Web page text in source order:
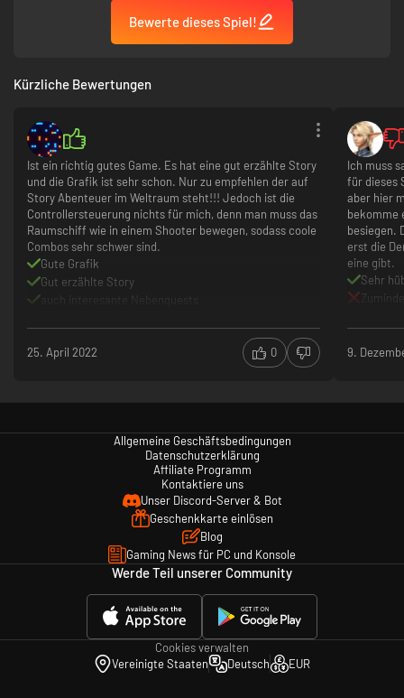
• Ein packendes Einzelspieler-Erlebnis
• Steuere Nara und ihr intelligentes Kampfschiff Forsaken auf einer
Shooter.
• Liefere dir Schlachten mit Horden gegnerischer Kämpfer, riesigen
Schlachtschiffen und mysteriösen Wesen aus der Leere.
• Erwirb schlagkräftige Waffen, Fähigkeiten und Upgrades, um sie
bei Zweikämpfen in der Schwerelosigkeit einzusetzen.
• Erkunde ein neues dunkles SF-Universum voller Mysterien und
Konflikte.
• Erlebe atemberaubende Weltraumschauplätze mit Next-Gen-
Grafik in 4K-Auflösung.
Bewerte dieses Spiel!
Kürzliche Bewertungen
Ist ein richtig gutes Game. Es hat eine gut erzählte Story
und die Grafik ist sehr schon. Nur zu empfehlen der auf
Story Abenteuer im Weltraum steht!!! Jedoch ist die
Controllersteuerung nichts für mich, denn man muss das
Raumschiff wie in einem Shooter bewegen, sodass coole
Combos sehr schwer sind.
Gute Grafik
Gut erzählte Story
Die Controlersteuerung ist sehr gewöhnungsbedürftig
25. April 2022
0
Ich muss
für dieses
aber hier
bekomme
besiegen.
erst die
eine gibt.
Sehr
9.
Allgemeine Geschäftsbedingungen
Datenschutzerklärung
Affiliate Programm
Kontaktiere uns
Unser Discord-Server & Bot
Geschenkkarte einlösen
Blog
Gaming News für PC und Konsole
Werde Teil unserer Community
Cookies verwalten
Vereinigte Staaten
Deutsch EUR